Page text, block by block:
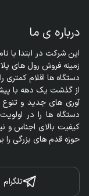
درباره ی ما
حوزه قدم های بزرگی را
تلگرام